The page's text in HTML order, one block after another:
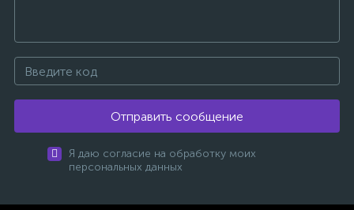
Отправить сообщение
Я даю согласие на обработку моих
персональных данных